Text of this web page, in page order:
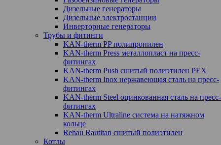
Дизельные генераторы
Дизельные электростанции
Инверторные генераторы
Трубы и фитинги
KAN-therm PP полипропилен
KAN-therm Рress металлопласт на пресс-
фитингах
KAN-therm Push сшитый полиэтилен PEX
KAN-therm Inox нержавеющая сталь на пресс-
фитингах
KAN-therm Steel оцинкованная сталь на пресс-
фитингах
KAN-therm Ultraline система на натяжном
кольце
Rehau Rautitan сшитый полиэтилен
Котлы